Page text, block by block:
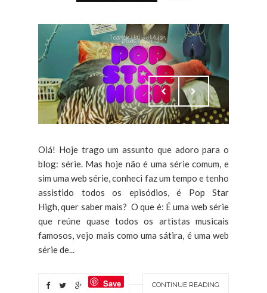
Olá! Hoje trago um assunto que adoro para o
blog: série. Mas hoje não é uma série comum, e
sim uma web série, conheci faz um tempo e tenho
assistido todos os episódios, é Pop Star
High, quer saber mais? O que é: É uma web série
que reúne quase todos os artistas musicais
famosos, vejo mais como uma sátira, é uma web
série de...
CONTINUE READING
Save